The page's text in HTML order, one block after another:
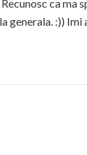
ca
generala. :)) Imi